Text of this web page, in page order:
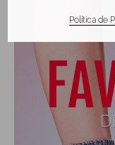
Política de